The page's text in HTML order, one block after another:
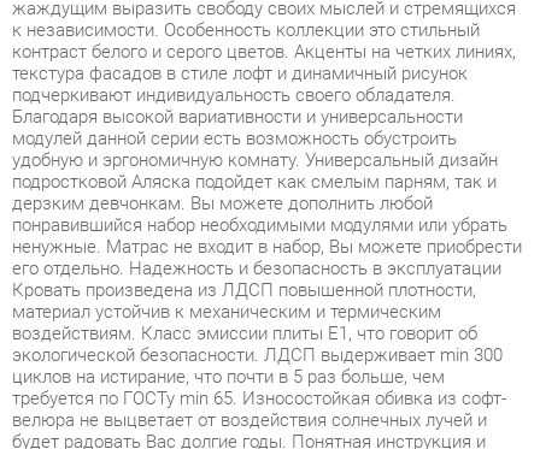
подчеркивают индивидуальность своего обладателя.
Благодаря высокой вариативности и универсальности
модулей данной серии есть возможность обустроить
удобную и эргономичную комнату. Универсальный дизайн
подростковой Аляска подойдет как смелым парням, так и
дерзким девчонкам. Вы можете дополнить любой
понравившийся набор необходимыми модулями или убрать
ненужные. Матрас не входит в набор, Вы можете приобрести
его отдельно. Надежность и безопасность в эксплуатации
Кровать произведена из ЛДСП повышенной плотности,
материал устойчив к механическим и термическим
воздействиям. Класс эмиссии плиты Е1, что говорит об
экологической безопасности. ЛДСП выдерживает min 300
циклов на истирание, что почти в 5 раз больше, чем
требуется по ГОСТу min 65. Износостойкая обивка из софт-
велюра не выцветает от воздействия солнечных лучей и
будет радовать Вас долгие годы. Понятная инструкция и
необходимая фурнитура для сборки поставляются в
комплекте. Гарантия 8 лет. Это больше, чем по ГОСТу.
Условия покупки